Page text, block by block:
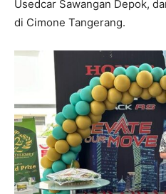
Usedcar Sawangan Depok,
di Cimone Tangerang.